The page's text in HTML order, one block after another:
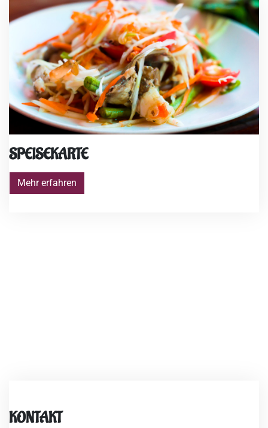
SPEISEKARTE
Mehr erfahren
KONTAKT